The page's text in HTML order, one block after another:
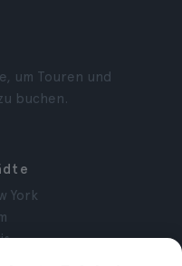
um Touren und
buchen.
York